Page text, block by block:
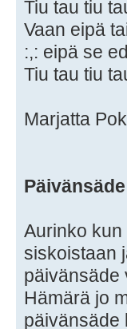
Tiu tau tiu
Vaan eipä
:,: eipä se
Tiu tau tiu
Marjatta
Aurinko kun
siskoistaan
päivänsäde
Hämärä jo
päivänsäde